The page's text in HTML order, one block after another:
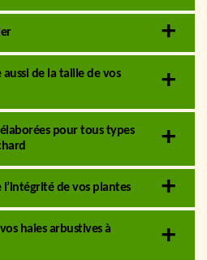
aussi de la taille de vos
pour tous types
de vos plantes
haies arbustives à